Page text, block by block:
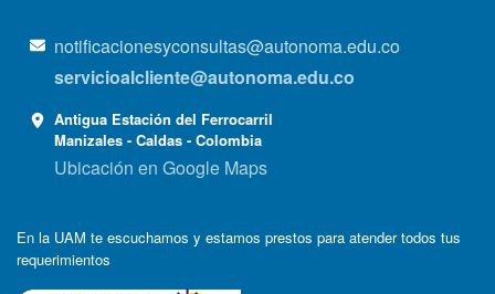
notificacionesyconsultas@autonoma.edu.co
servicioalcliente@autonoma.edu.co
Antigua Estación del Ferrocarril
Manizales - Caldas - Colombia
Ubicación en Google Maps
En la UAM te escuchamos y estamos prestos para atender todos tus
requerimientos